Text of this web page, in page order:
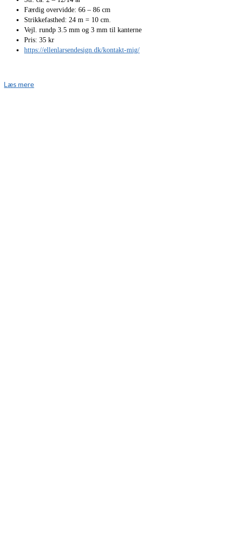
Færdig overvidde: 66 – 86 cm
Strikkefasthed: 24 m = 10 cm.
Vejl. rundp 3.5 mm og 3 mm til kanterne
Pris: 35 kr
https://ellenlarsendesign.dk/kontakt-mig/
Læs mere